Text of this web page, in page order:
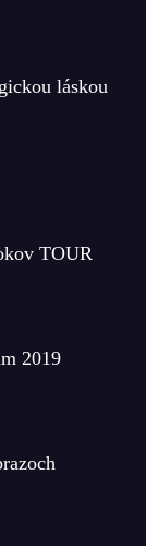
láskou
TOUR
2019